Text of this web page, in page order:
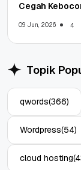
Cegah
09 Jun, 2026 4
Topik
qwords(366)
Wordpress(54)
cloud hosting